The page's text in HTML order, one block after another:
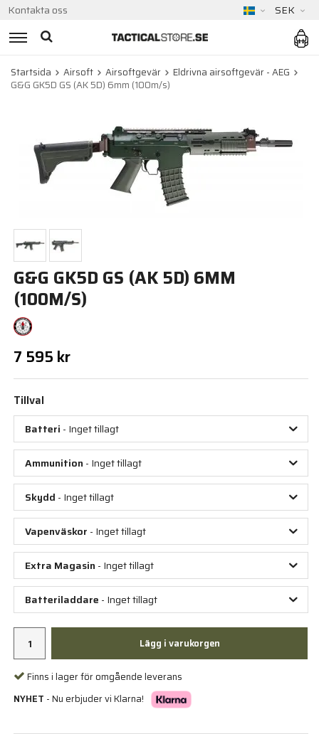
Kontakta oss SEK
Startsida Airsoft Airsoftgevär
Eldrivna airsoftgevär - AEG
G&G GK5D GS (AK 5D) 6mm (100m/s)
G&G GK5D GS (AK 5D) 6MM
(100M/S)
7 595 kr
Tillval
Batteri - Inget tillagt
Ammunition - Inget tillagt
Skydd - Inget tillagt
Vapenväskor - Inget tillagt
Extra Magasin - Inget tillagt
Batteriladdare - Inget tillagt
Lägg i varukorgen
Finns i lager för omgående leverans
NYHET - Nu erbjuder vi Klarna!